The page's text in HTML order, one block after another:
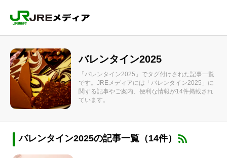
バレンタイン2025
「バレンタイン2025」でタグ付けされた記事一覧
です。JREメディアには「バレンタイン2025」に
関する記事やご案内、便利な情報が14件掲載され
ています。
バレンタイン2025の記事一覧（14件）